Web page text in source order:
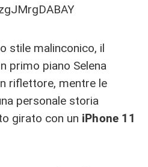
stile malinconico, il
primo piano Selena
riflettore, mentre le
personale storia
girato con un iPhone 11